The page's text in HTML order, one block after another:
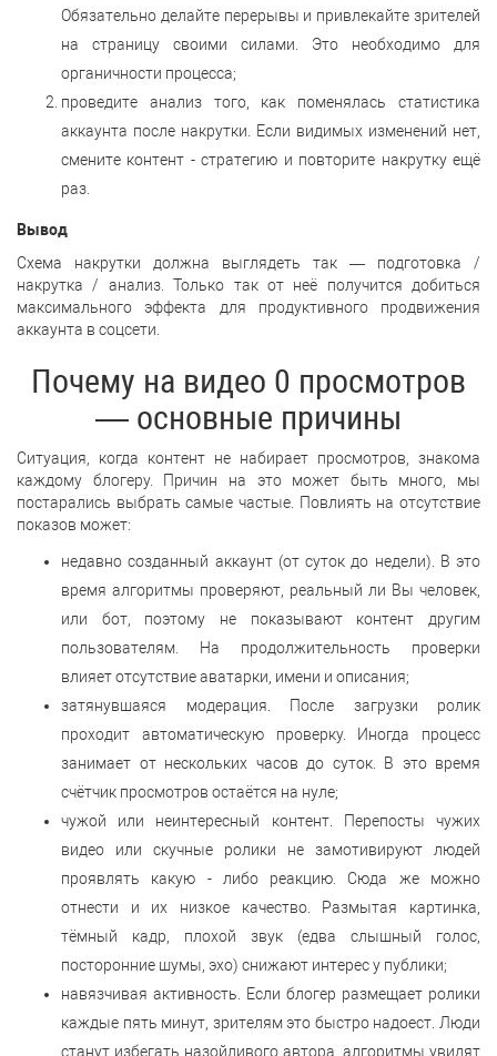
Обязательно делайте перерывы и привлекайте зрителей
на страницу своими силами. Это необходимо для
органичности процесса;
проведите анализ того, как поменялась статистика
аккаунта после накрутки. Если видимых изменений нет,
смените контент - стратегию и повторите накрутку ещё
раз.
Вывод
Схема накрутки должна выглядеть так — подготовка /
накрутка / анализ. Только так от неё получится добиться
максимального эффекта для продуктивного продвижения
аккаунта в соцсети.
Почему на видео 0 просмотров
— основные причины
Ситуация, когда контент не набирает просмотров, знакома
каждому блогеру. Причин на это может быть много, мы
постарались выбрать самые частые. Повлиять на отсутствие
показов может:
недавно созданный аккаунт (от суток до недели). В это
время алгоритмы проверяют, реальный ли Вы человек,
или бот, поэтому не показывают контент другим
пользователям. На продолжительность проверки
влияет отсутствие аватарки, имени и описания;
затянувшаяся модерация. После загрузки ролик
проходит автоматическую проверку. Иногда процесс
занимает от нескольких часов до суток. В это время
счётчик просмотров остаётся на нуле;
чужой или неинтересный контент. Перепосты чужих
видео или скучные ролики не замотивируют людей
проявлять какую - либо реакцию. Сюда же можно
отнести и их низкое качество. Размытая картинка,
тёмный кадр, плохой звук (едва слышный голос,
посторонние шумы, эхо) снижают интерес у публики;
навязчивая активность. Если блогер размещает ролики
каждые пять минут, зрителям это быстро надоест. Люди
станут избегать назойливого автора, алгоритмы увидят